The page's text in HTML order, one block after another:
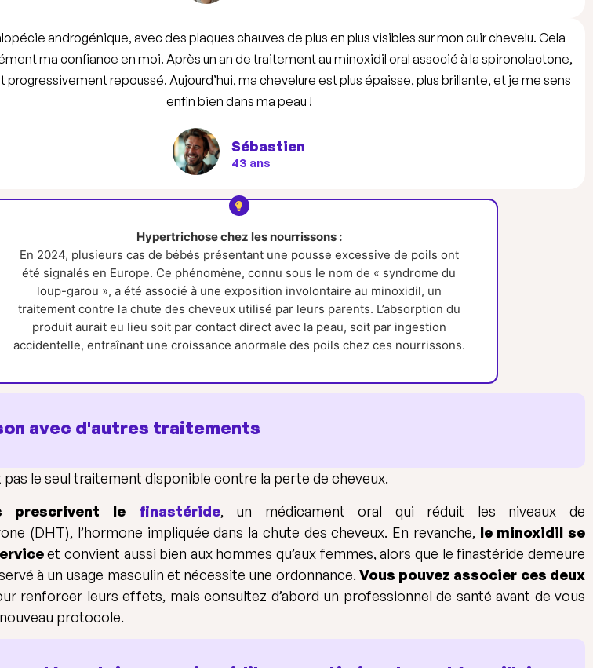
androgénique, avec des plaques chauves de plus en plus visibles sur mon cuir chevelu. Cela
ma confiance en moi. Après un an de traitement au minoxidil oral associé à la spironolactone,
progressivement repoussé. Aujourd’hui, ma chevelure est plus épaisse, plus brillante, et je me sens
enfin bien dans ma peau !
Sébastien
43 ans
Hypertrichose chez les nourrissons :
En 2024, plusieurs cas de bébés présentant une pousse excessive de poils ont
été signalés en Europe. Ce phénomène, connu sous le nom de « syndrome du
loup-garou », a été associé à une exposition involontaire au minoxidil, un
traitement contre la chute des cheveux utilisé par leurs parents. L’absorption du
produit aurait eu lieu soit par contact direct avec la peau, soit par ingestion
accidentelle, entraînant une croissance anormale des poils chez ces nourrissons.
avec d'autres traitements
pas le seul traitement disponible contre la perte de cheveux.
prescrivent le finastéride, un médicament oral qui réduit les niveaux de
(DHT), l’hormone impliquée dans la chute des cheveux. En revanche, le minoxidil se
et convient aussi bien aux hommes qu’aux femmes, alors que le finastéride demeure
à un usage masculin et nécessite une ordonnance. Vous pouvez associer ces deux
renforcer leurs effets, mais consultez d’abord un professionnel de santé avant de vous
protocole.